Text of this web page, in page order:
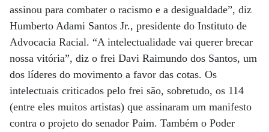
assinou para combater o racismo e a desigualdade”, diz
Humberto Adami Santos Jr., presidente do Instituto de
Advocacia Racial. “A intelectualidade vai querer brecar
nossa vitória”, diz o frei Davi Raimundo dos Santos, um
dos líderes do movimento a favor das cotas. Os
intelectuais criticados pelo frei são, sobretudo, os 114
(entre eles muitos artistas) que assinaram um manifesto
contra o projeto do senador Paim. Também o Poder